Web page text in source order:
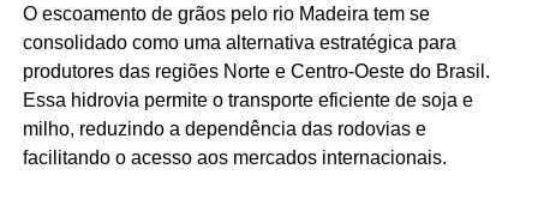
O escoamento de grãos pelo rio Madeira tem se
consolidado como uma alternativa estratégica para
produtores das regiões Norte e Centro-Oeste do Brasil.
Essa hidrovia permite o transporte eficiente de soja e
milho, reduzindo a dependência das rodovias e
facilitando o acesso aos mercados internacionais.